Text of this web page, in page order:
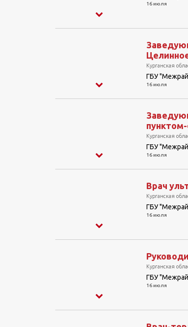
16 июля
Курганская
ГБУ
16 июля
Курганская
ГБУ
16 июля
Врач
Курганская
ГБУ
16 июля
Курганская
ГБУ
16 июля